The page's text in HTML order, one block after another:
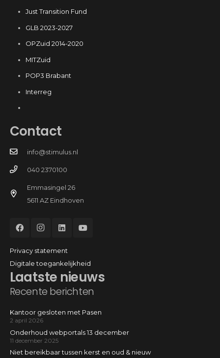
Just Transition Fund
GLB 2023-2027
OPZuid 2014-2020
MITZuid
POP3 Brabant
Interreg
Laatste nieuws
Recente berichten
Kantoor gesloten met Pasen
2 april 2026
Onderhoud webportals 13 december
11 december 2025
Niet bereikbaar tussen kerst en oud & nieuw
Contact
info@stimulus.nl
040 2370100
Emmasingel 26
5611 AZ Eindhoven
Privacy statement
Digitale toegankelijkheid